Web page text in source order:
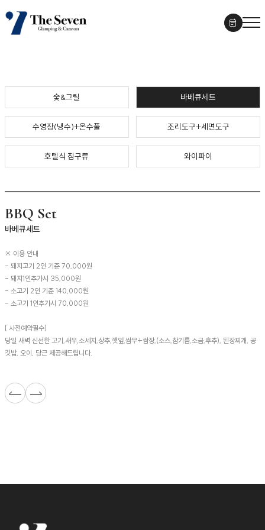
숯&그릴 바베큐세트
수영장(냉수)+온수풀 조리도구+세면도구
호텔식 침구류 와이파이
BBQ Set
바베큐세트
※ 이용 안내
- 돼지고기 2인 기준 70,000원
- 돼지1인추가시 35,000원
- 소고기 2인 기준 140,000원
- 소고기 1인추가시 70,000원
[ 사전예약필수]
당일 새벽 신선한 고기,새우,소세지,상추,깻잎,쌈무+쌈장,(소스,참기름,소금,후추), 된장찌개, 공
깃밥, 오이, 당근 제공해드립니다.